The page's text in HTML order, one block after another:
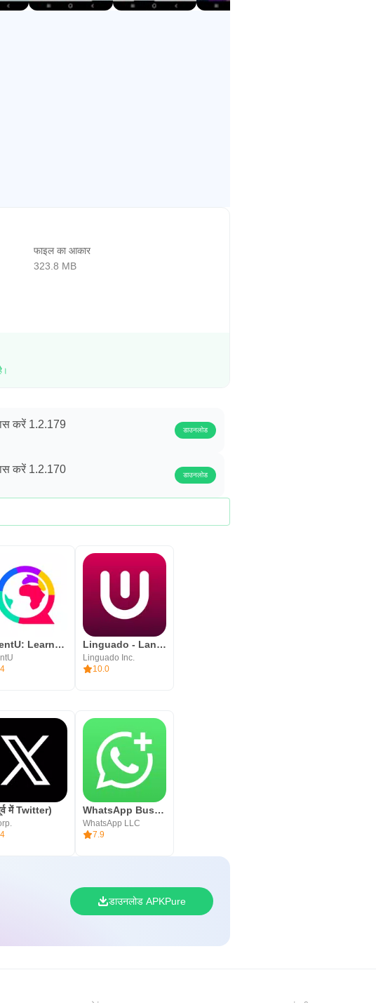
फाइल का आकार
323.8 MB
करें 1.2.179 डाउनलोड
करें 1.2.170 डाउनलोड
FluentU: Learn Language videos Linguado - Language Community
Linguado Inc.
10.0
में Twitter) WhatsApp Business
WhatsApp LLC
7.9
डाउनलोड APKPure